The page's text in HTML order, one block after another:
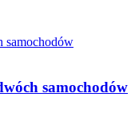
samochodów